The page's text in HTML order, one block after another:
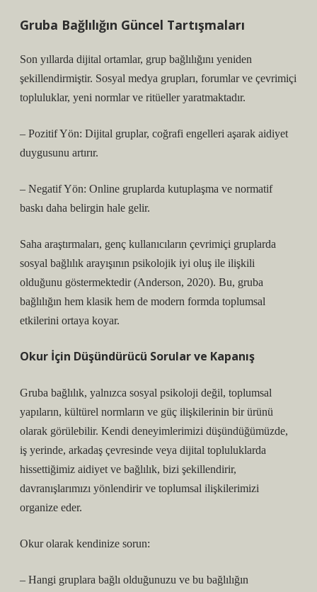
Gruba Bağlılığın Güncel Tartışmaları
Son yıllarda dijital ortamlar, grup bağlılığını yeniden
şekillendirmiştir. Sosyal medya grupları, forumlar ve çevrimiçi
topluluklar, yeni normlar ve ritüeller yaratmaktadır.
– Pozitif Yön: Dijital gruplar, coğrafi engelleri aşarak aidiyet
duygusunu artırır.
– Negatif Yön: Online gruplarda kutuplaşma ve normatif
baskı daha belirgin hale gelir.
Saha araştırmaları, genç kullanıcıların çevrimiçi gruplarda
sosyal bağlılık arayışının psikolojik iyi oluş ile ilişkili
olduğunu göstermektedir (Anderson, 2020). Bu, gruba
bağlılığın hem klasik hem de modern formda toplumsal
etkilerini ortaya koyar.
Okur İçin Düşündürücü Sorular ve Kapanış
Gruba bağlılık, yalnızca sosyal psikoloji değil, toplumsal
yapıların, kültürel normların ve güç ilişkilerinin bir ürünü
olarak görülebilir. Kendi deneyimlerimizi düşündüğümüzde,
iş yerinde, arkadaş çevresinde veya dijital topluluklarda
hissettiğimiz aidiyet ve bağlılık, bizi şekillendirir,
davranışlarımızı yönlendirir ve toplumsal ilişkilerimizi
organize eder.
Okur olarak kendinize sorun:
– Hangi gruplara bağlı olduğunuzu ve bu bağlılığın